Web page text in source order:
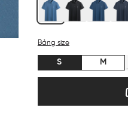
Bảng size
S M